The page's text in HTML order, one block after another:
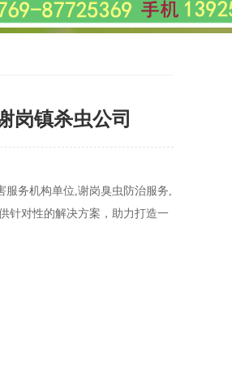
岗镇杀虫公司
服务机构单位,谢岗臭虫防治服务,
针对性的解决方案，助力打造一